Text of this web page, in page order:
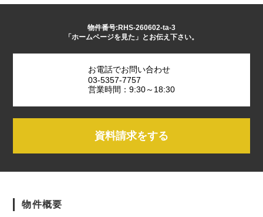
物件番号:RHS-260602-ta-3
「ホームページを見た」とお伝え下さい。
お電話でお問い合わせ
03-5357-7757
営業時間：9:30～18:30
資料請求をする
物件概要